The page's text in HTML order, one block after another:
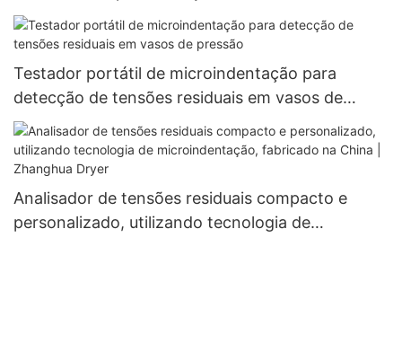
Tensão - Zhanghua Dryer
Testador portátil de microindentação para
detecção de tensões residuais em vasos de
pressão
Analisador de tensões residuais compacto e
personalizado, utilizando tecnologia de